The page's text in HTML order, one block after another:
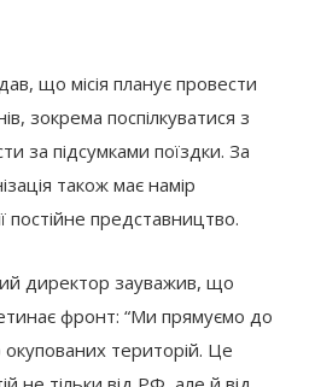
що місія планує провести
зокрема поспілкуватися з
за підсумками поїздки. За
також має намір
постійне представництво.
директор зауважив, що
фронт: “Ми прямуємо до
територій. Це